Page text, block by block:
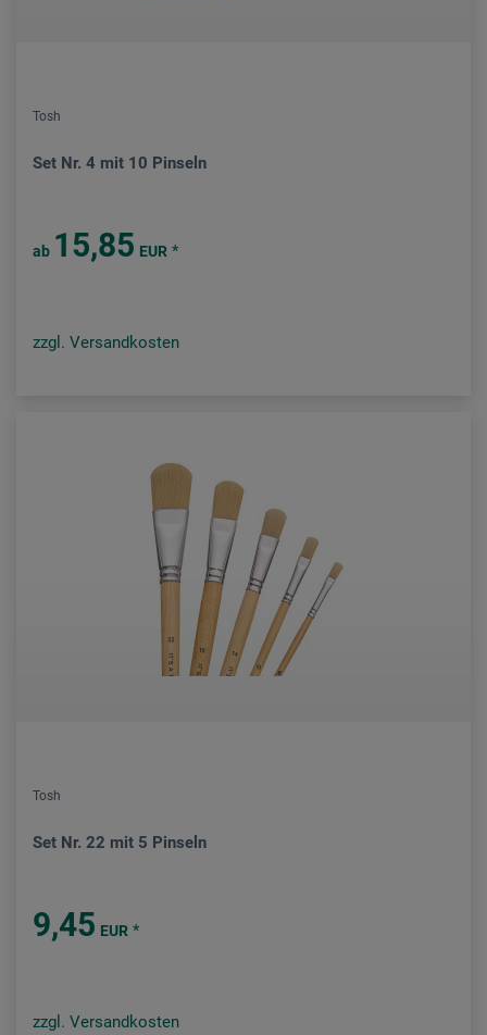
Tosh
Set Nr. 4 mit 10 Pinseln
ab 15,85 EUR *
zzgl. Versandkosten
Tosh
Set Nr. 22 mit 5 Pinseln
9,45 EUR *
zzgl. Versandkosten